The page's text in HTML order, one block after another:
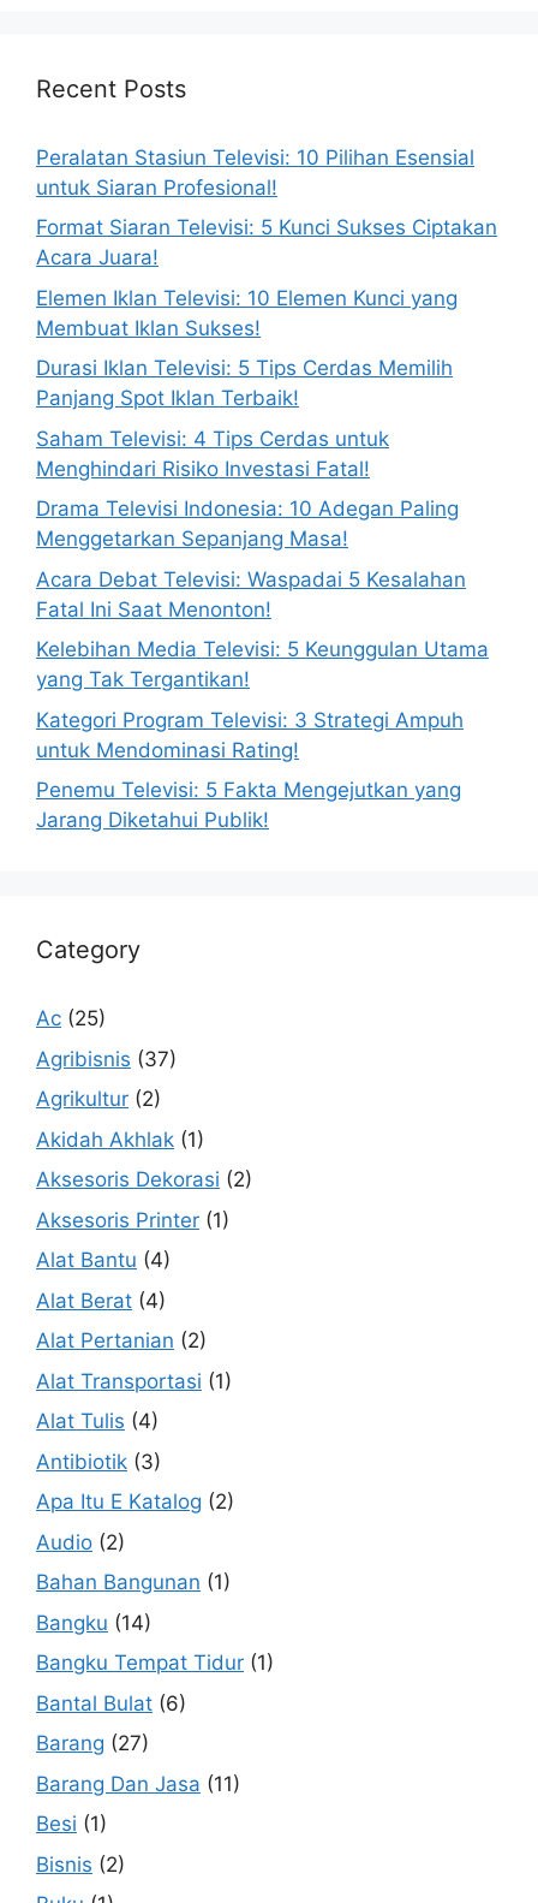
Recent Posts
Peralatan Stasiun Televisi: 10 Pilihan Esensial
untuk Siaran Profesional!
Format Siaran Televisi: 5 Kunci Sukses Ciptakan
Acara Juara!
Elemen Iklan Televisi: 10 Elemen Kunci yang
Membuat Iklan Sukses!
Durasi Iklan Televisi: 5 Tips Cerdas Memilih
Panjang Spot Iklan Terbaik!
Saham Televisi: 4 Tips Cerdas untuk
Menghindari Risiko Investasi Fatal!
Drama Televisi Indonesia: 10 Adegan Paling
Menggetarkan Sepanjang Masa!
Acara Debat Televisi: Waspadai 5 Kesalahan
Fatal Ini Saat Menonton!
Kelebihan Media Televisi: 5 Keunggulan Utama
yang Tak Tergantikan!
Kategori Program Televisi: 3 Strategi Ampuh
untuk Mendominasi Rating!
Penemu Televisi: 5 Fakta Mengejutkan yang
Jarang Diketahui Publik!
Category
Ac (25)
Agribisnis (37)
Agrikultur (2)
Akidah Akhlak (1)
Aksesoris Dekorasi (2)
Aksesoris Printer (1)
Alat Bantu (4)
Alat Berat (4)
Alat Pertanian (2)
Alat Transportasi (1)
Alat Tulis (4)
Antibiotik (3)
Apa Itu E Katalog (2)
Audio (2)
Bahan Bangunan (1)
Bangku (14)
Bangku Tempat Tidur (1)
Bantal Bulat (6)
Barang (27)
Barang Dan Jasa (11)
Besi (1)
Bisnis (2)